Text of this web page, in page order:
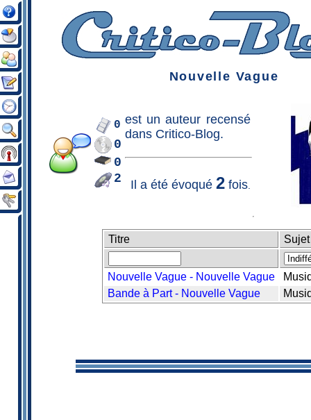
Nouvelle Vague
0
0
0
2
est unauteur recensé
dans Critico-Blog.
Il a été évoqué 2fois.
Titre Sujet
Nouvelle Vague - Nouvelle Vague
Bande à Part - Nouvelle Vague